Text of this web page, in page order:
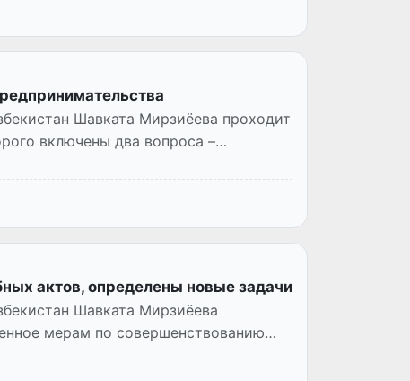
Шавката Мирзиёева проходит
включены два вопроса –
актов, определены новые задачи
Шавката Мирзиёева
мерам по совершенствованию